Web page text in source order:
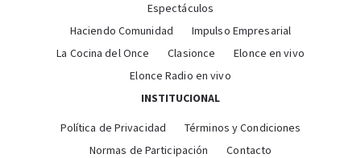
Espectáculos
Haciendo Comunidad
Impulso Empresarial
La Cocina del Once
Clasionce
Elonce en vivo
Elonce Radio en vivo
INSTITUCIONAL
Política de Privacidad
Términos y Condiciones
Normas de Participación
Contacto